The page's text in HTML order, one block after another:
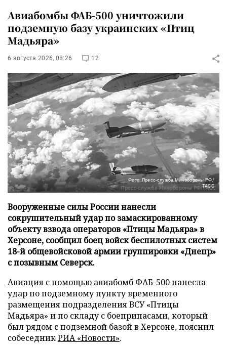
Авиабомбы ФАБ-500 уничтожили
подземную базу украинских «Птиц
Мадьяра»
6 августа 2026, 08:26 12
Фото: Пресс-служба Минобороны РФ/
ТАСС
Вооруженные силы России нанесли
сокрушительный удар по замаскированному
объекту взвода операторов «Птицы Мадьяра» в
Херсоне, сообщил боец войск беспилотных систем
18-й общевойсковой армии группировки «Днепр»
с позывным Северск.
Авиация с помощью авиабомб ФАБ-500 нанесла
удар по подземному пункту временного
размещения подразделения ВСУ «Птицы
Мадьяра» и по складу с боеприпасами, который
был рядом с подземной базой в Херсоне, пояснил
собеседникРИА «Новости».